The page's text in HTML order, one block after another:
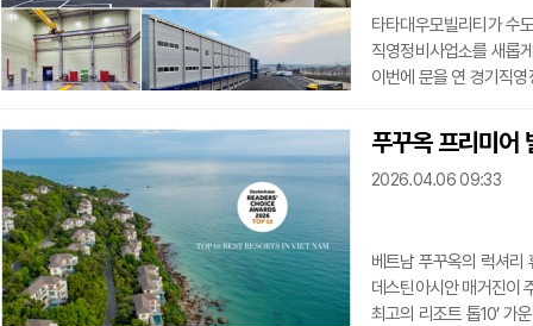
타타대우모빌리티가 수
직영정비사업소를 새롭
이번에 문을 연 경기직
특성을 고려해 정비 접
㎡(약 2700평) 규모 부
총 13개의 워크베이를
푸꾸옥 프리미어
2026.04.06 09:33
베트남 푸꾸옥의 럭셔리
데스틴아시안 매거진이
최고의 리조트 톱10’ 가